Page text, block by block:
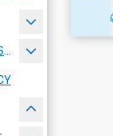
RADA PRZEDSTAWICIELI WIELOSPECJALISTYCZNEGO ZESPOŁU OPIEKI ZDROWOTNEJ "BOLESŁAWIEC-ZGORZELEC" SAMODZIELNEGO PUBLICZNEGO ZAKŁADU OPIEKI ZDROWOTNEJ